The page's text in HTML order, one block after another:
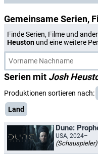
Gemeinsame Serien,
Finde Serien, Filme und
Heuston und eine weitere
Serien mit Josh
Produktionen sortieren nach:
Land
Dune:
USA, 2024–
(Schauspieler)